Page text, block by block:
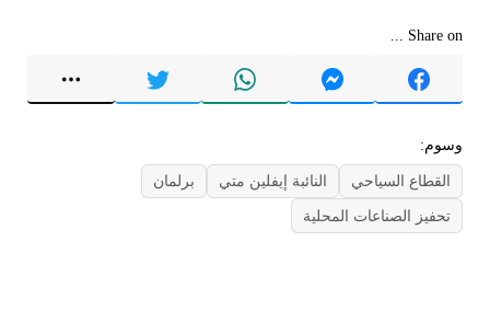
Share on ...
وسوم:
القطاع السياحي النائبة إيفلين متي
برلمان
تحفيز الصناعات المحلية